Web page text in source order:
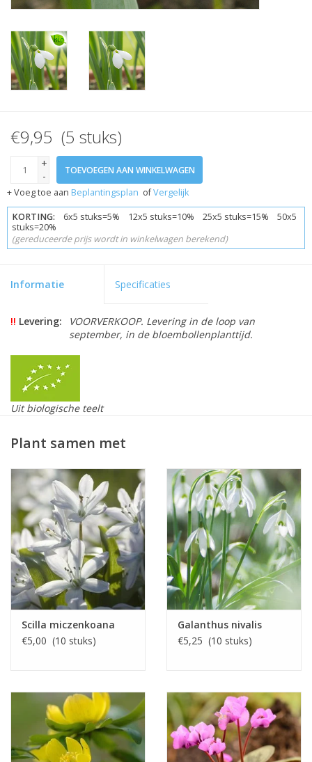
€9,95 (5 stuks)
+
-
TOEVOEGEN AAN WINKELWAGEN
+ Voeg toe aan Beplantingsplan ofVergelijk
KORTING: 6x5 stuks=5% 12x5 stuks=10% 25x5 stuks=15% 50x5
stuks=20%
(gereduceerde prijs wordt in winkelwagen berekend)
Informatie Specificaties
!! Levering:
VOORVERKOOP. Levering in de loop van
september, in de bloembollenplanttijd.
Uit biologische teelt
stand van de bloemen tijdens de start van de bloei. Deze staan
dan namelijk horizontaal.
De 'Polar Bear' is net als de soort elwesii zeer geschikt voor in
een stinzenwei of voor onder bladverliezende bomen en
struiken, maar kan ook zeer zonnig en warm staan. Wel valt de
bloei voor een elwesii-soortje wat laat, ongeveer gelijk met de
gewone nivalis.
Plant samen met
Scilla miczenkoana
€5,00 (10 stuks)
Galanthus nivalis
€5,25 (10 stuks)